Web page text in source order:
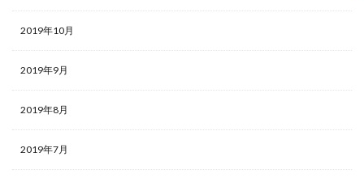
2019年10月
2019年9月
2019年8月
2019年7月